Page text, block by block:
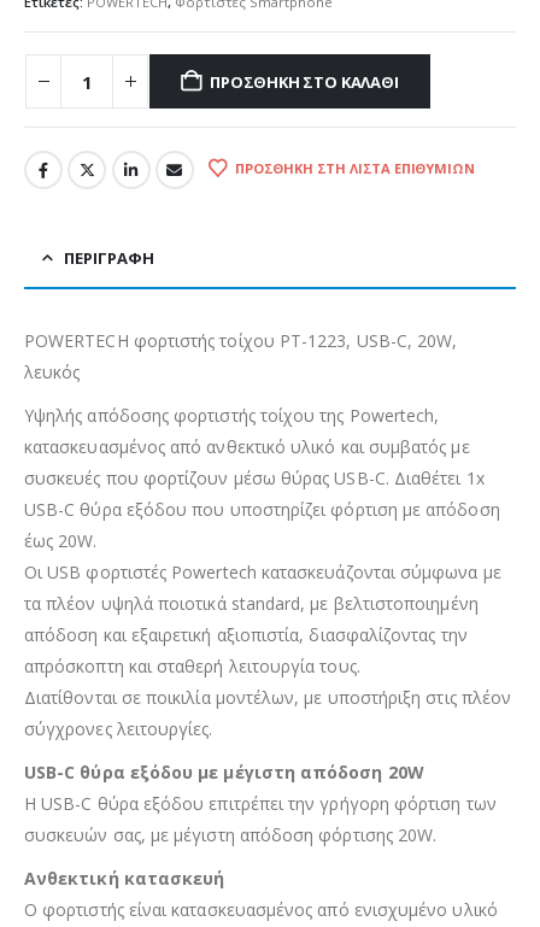
ΠΡΟΣΘΉΚΗ ΣΤΟ ΚΑΛΆΘΙ
ΠΡΟΣΘΉΚΗ ΣΤΗ ΛΊΣΤΑ ΕΠΙΘΥΜΙΏΝ
ΠΕΡΙΓΡΑΦΉ
POWERTECH φορτιστής τοίχου PT-1223, USB-C, 20W,
λευκός
Υψηλής απόδοσης φορτιστής τοίχου της Powertech,
κατασκευασμένος από ανθεκτικό υλικό και συμβατός με
συσκευές που φορτίζουν μέσω θύρας USB-C. Διαθέτει 1x
USB-C θύρα εξόδου που υποστηρίζει φόρτιση με απόδοση
έως 20W.
Οι USB φορτιστές Powertech κατασκευάζονται σύμφωνα με
τα πλέον υψηλά ποιοτικά standard, με βελτιστοποιημένη
απόδοση και εξαιρετική αξιοπιστία, διασφαλίζοντας την
απρόσκοπτη και σταθερή λειτουργία τους.
Διατίθονται σε ποικιλία μοντέλων, με υποστήριξη στις πλέον
σύγχρονες λειτουργίες.
USB-C θύρα εξόδου με μέγιστη απόδοση 20W
Η USB-C θύρα εξόδου επιτρέπει την γρήγορη φόρτιση των
συσκευών σας, με μέγιστη απόδοση φόρτισης 20W.
Ανθεκτική κατασκευή
Ο φορτιστής είναι κατασκευασμένος από ενισχυμένο υλικό